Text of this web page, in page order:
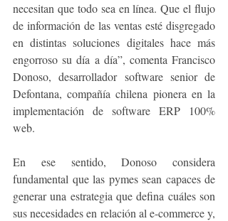
necesitan que todo sea en línea. Que el flujo
de información de las ventas esté disgregado
en distintas soluciones digitales hace más
engorroso su día a día”, comenta Francisco
Donoso, desarrollador software senior de
Defontana, compañía chilena pionera en la
implementación de software ERP 100%
web.
En ese sentido, Donoso considera
fundamental que las pymes sean capaces de
generar una estrategia que defina cuáles son
sus necesidades en relación al e-commerce y,